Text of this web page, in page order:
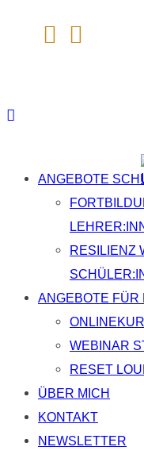
ANGEBOTE
RESILIENZ
ANGEBOTE FÜR
WEBINAR
RESET
ÜBER MICH
KONTAKT
NEWSLETTER